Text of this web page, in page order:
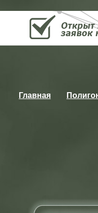
Главная
РУБИКОН -